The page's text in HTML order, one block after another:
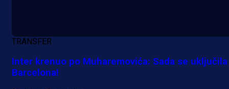
TRANSFER
Inter krenuo po Muharemovića: Sada se
Barcelona!